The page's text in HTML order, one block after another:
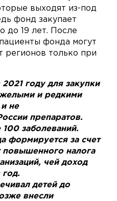
выходят из-под
фонд закупает
до 19 лет. После
фонда могут
регионов только при
году для закупки
и редкими
не
препаратов.
заболеваний.
формируется за счет
повышенного налога
чей доход
детей до
внесли